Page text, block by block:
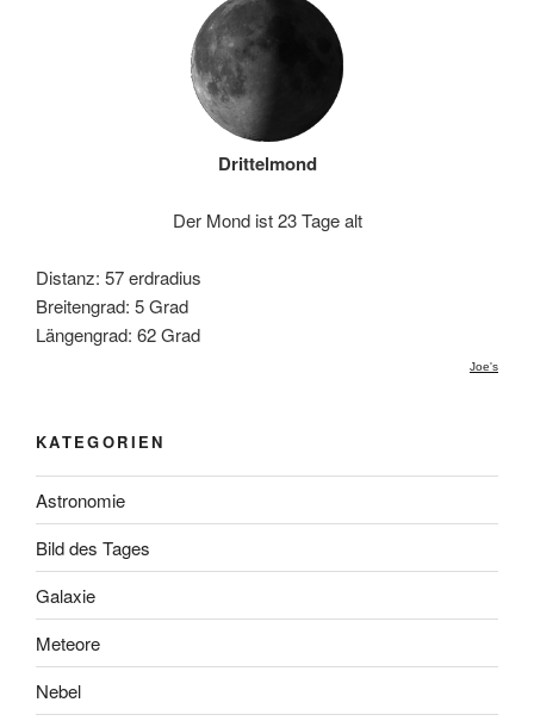
Drittelmond
Der Mond ist 23 Tage alt
Distanz: 57 erdradius
Breitengrad: 5 Grad
Längengrad: 62 Grad
Joe's
KATEGORIEN
Astronomie
Bild des Tages
Galaxie
Meteore
Nebel